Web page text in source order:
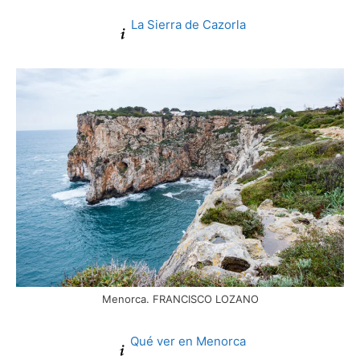
La Sierra de Cazorla
Menorca. FRANCISCO LOZANO
Qué ver en Menorca